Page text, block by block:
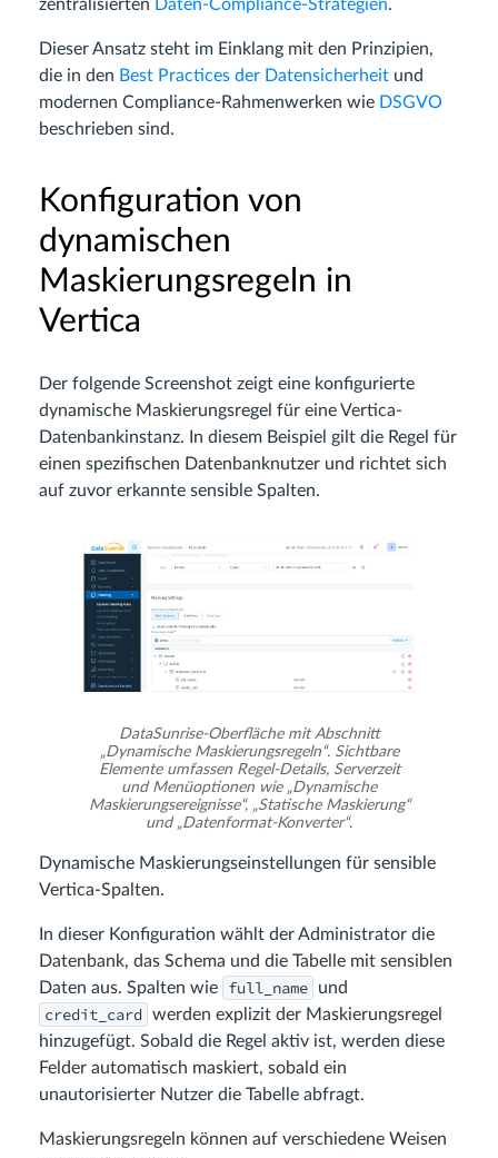
zentralisierten Daten-Compliance-Strategien.
Dieser Ansatz steht im Einklang mit den Prinzipien,
die in den Best Practices der Datensicherheit und
modernen Compliance-Rahmenwerken wie DSGVO
beschrieben sind.
Konfiguration von
dynamischen
Maskierungsregeln in
Vertica
Der folgende Screenshot zeigt eine konfigurierte
dynamische Maskierungsregel für eine Vertica-
Datenbankinstanz. In diesem Beispiel gilt die Regel für
einen spezifischen Datenbanknutzer und richtet sich
auf zuvor erkannte sensible Spalten.
DataSunrise-Oberfläche mit Abschnitt
„Dynamische Maskierungsregeln“. Sichtbare
Elemente umfassen Regel-Details, Serverzeit
und Menüoptionen wie „Dynamische
Maskierungsereignisse“, „Statische Maskierung“
und „Datenformat-Konverter“.
Dynamische Maskierungseinstellungen für sensible
Vertica-Spalten.
In dieser Konfiguration wählt der Administrator die
Datenbank, das Schema und die Tabelle mit sensiblen
Daten aus. Spalten wie
full_name und
credit_card
werden explizit der Maskierungsregel
hinzugefügt. Sobald die Regel aktiv ist, werden diese
Felder automatisch maskiert, sobald ein
unautorisierter Nutzer die Tabelle abfragt.
Maskierungsregeln können auf verschiedene Weisen